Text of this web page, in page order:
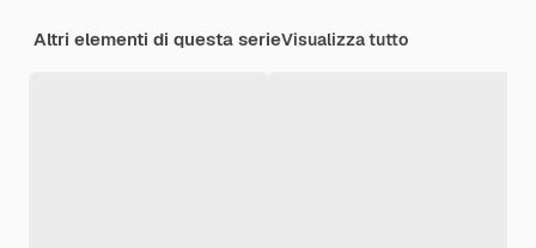
Altri elementi di questa serieVisualizza tutto